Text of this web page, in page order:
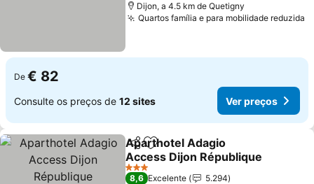
Dijon, a 4.5 km de Quetigny
Quartos família e para mobilidade reduzida
De € 82
Consulte os preços de 12 sites Ver preços
PartilharAdicionar aos favoritos
Aparthotel Adagio
Access Dijon République
3 Estrelas
8,6 Excelente
5.294